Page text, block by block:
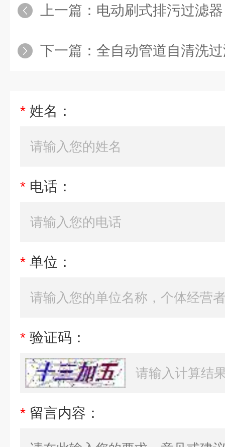
上一篇： 电动刷式排污过滤
下一篇： 全自动管道自清洗
* 姓名：
* 电话：
* 单位：
* 验证码：
* 留言内容：